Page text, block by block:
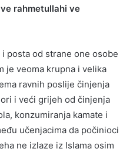
ve rahmetullahi ve
posta od strane one osobe
je veoma krupna i velika
ravnih poslije činjenja
i veći grijeh od činjenja
konzumiranja kamate i
učenjacima da počinioci
ne izlaze iz Islama osim